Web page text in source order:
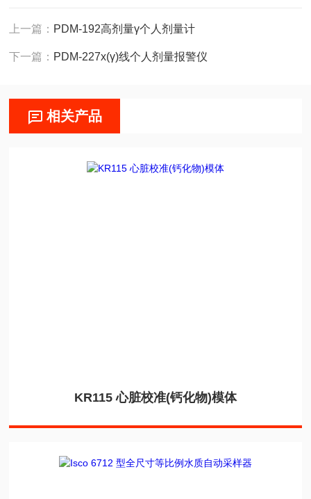
上一篇： PDM-192高剂量γ个人剂量计
下一篇： PDM-227x(γ)线个人剂量报警仪
相关产品
KR115 心脏校准(钙化物)模体